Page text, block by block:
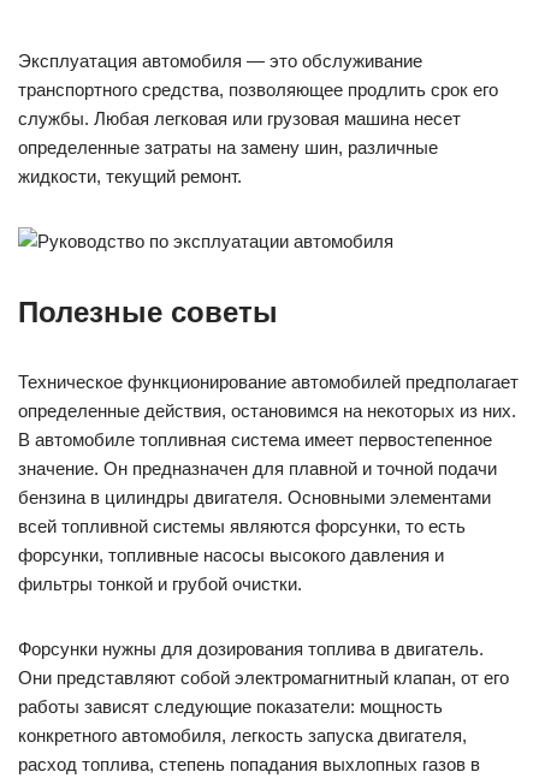
Эксплуатация автомобиля — это обслуживание
транспортного средства, позволяющее продлить срок его
службы. Любая легковая или грузовая машина несет
определенные затраты на замену шин, различные
жидкости, текущий ремонт.
Полезные советы
Техническое функционирование автомобилей предполагает
определенные действия, остановимся на некоторых из них.
В автомобиле топливная система имеет первостепенное
значение. Он предназначен для плавной и точной подачи
бензина в цилиндры двигателя. Основными элементами
всей топливной системы являются форсунки, то есть
форсунки, топливные насосы высокого давления и
фильтры тонкой и грубой очистки.
Форсунки нужны для дозирования топлива в двигатель.
Они представляют собой электромагнитный клапан, от его
работы зависят следующие показатели: мощность
конкретного автомобиля, легкость запуска двигателя,
расход топлива, степень попадания выхлопных газов в